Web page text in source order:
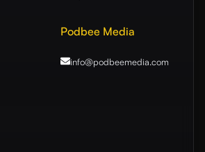
Podbee Media
info@podbeemedia.com